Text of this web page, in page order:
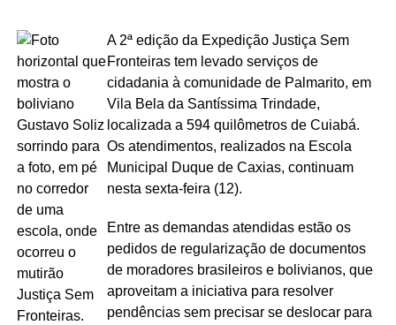
A 2ª edição da Expedição Justiça Sem
Fronteiras tem levado serviços de
cidadania à comunidade de Palmarito, em
Vila Bela da Santíssima Trindade,
localizada a 594 quilômetros de Cuiabá.
Os atendimentos, realizados na Escola
Municipal Duque de Caxias, continuam
nesta sexta-feira (12).
Entre as demandas atendidas estão os
pedidos de regularização de documentos
de moradores brasileiros e bolivianos, que
aproveitam a iniciativa para resolver
pendências sem precisar se deslocar para